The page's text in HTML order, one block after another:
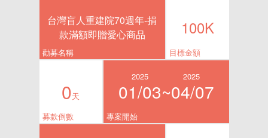
台灣盲人重建院70週年-捐
款滿額即贈愛心商品
勸募名稱
100K
目標金額
0天
募款倒數
2025
01/03~
2025
04/07
專案開始